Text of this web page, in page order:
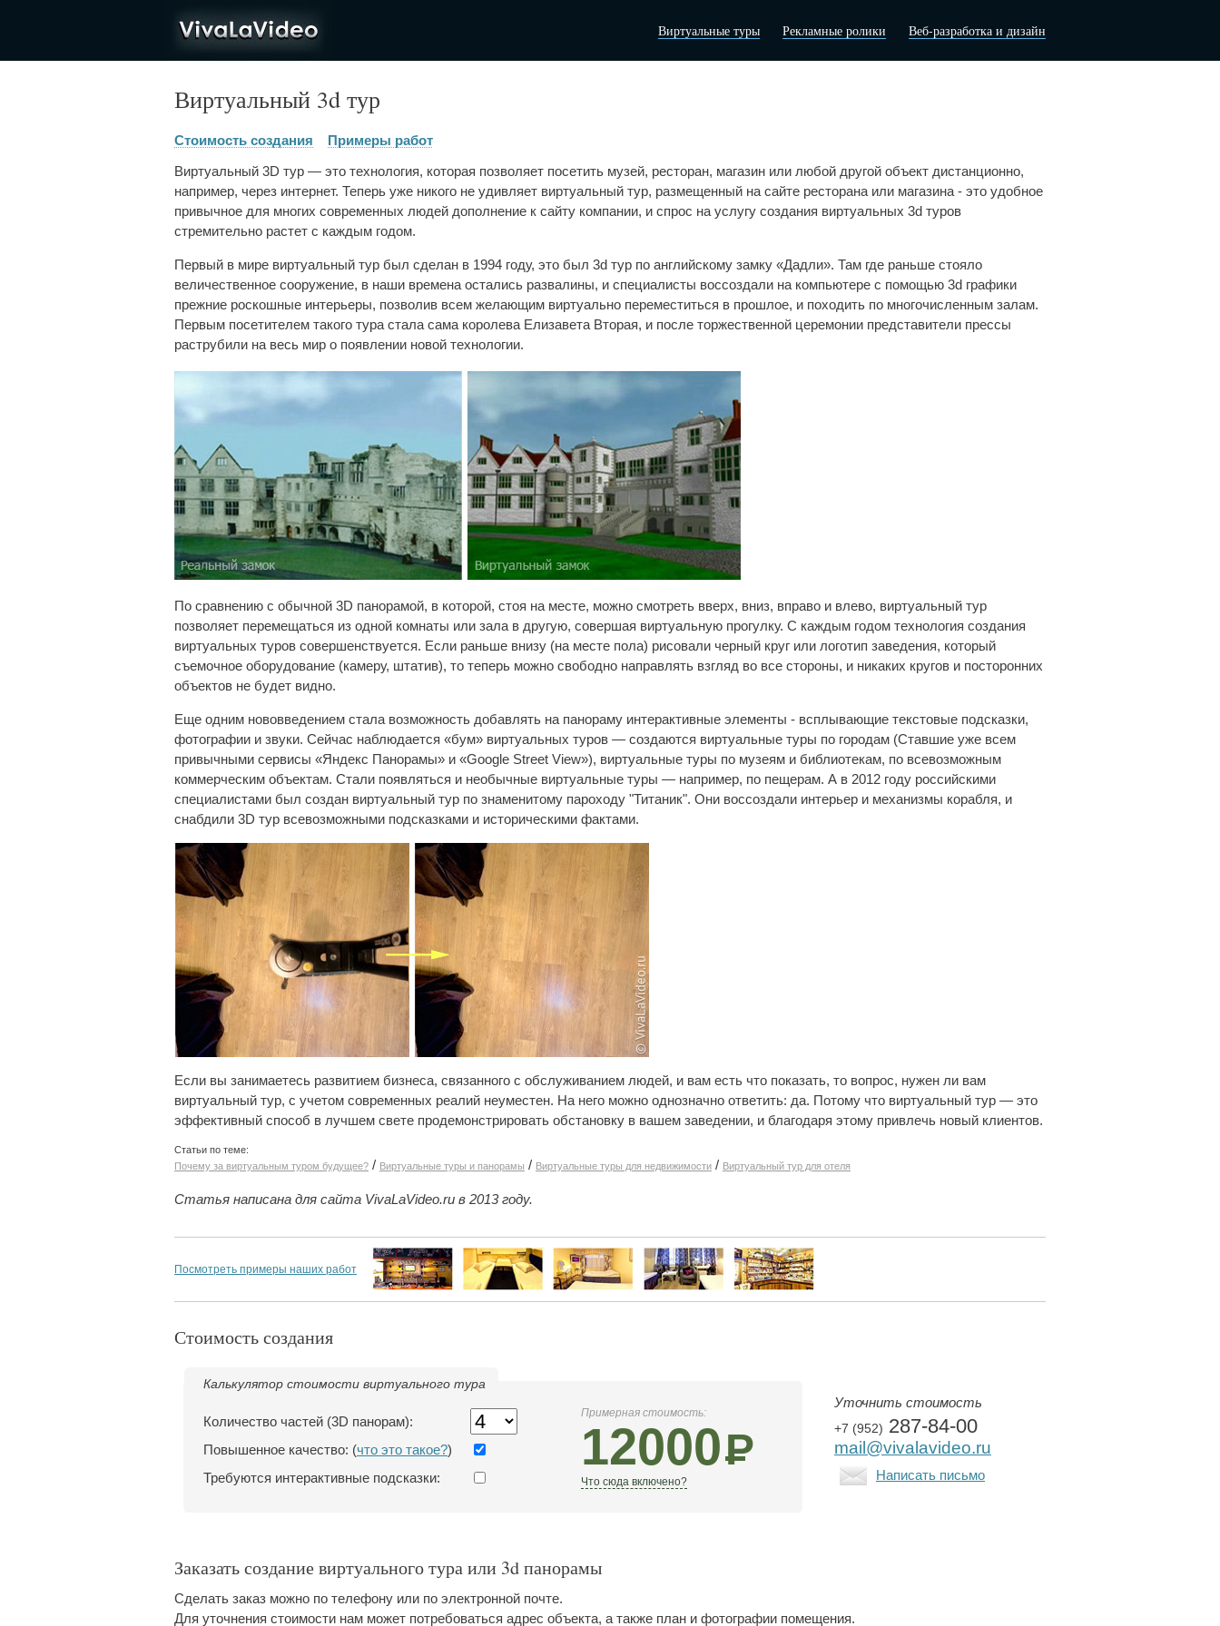
VivaLaVideo Виртуальные туры Рекламные ролики Веб-разработка и дизайн
Виртуальный 3d тур
Стоимость создания
Примеры работ
Виртуальный 3D тур — это технология, которая позволяет посетить музей, ресторан, магазин или любой другой объект дистанционно,
например, через интернет. Теперь уже никого не удивляет виртуальный тур, размещенный на сайте ресторана или магазина - это удобное
привычное для многих современных людей дополнение к сайту компании, и спрос на услугу создания виртуальных 3d туров
стремительно растет с каждым годом.
Первый в мире виртуальный тур был сделан в 1994 году, это был 3d тур по английскому замку «Дадли». Там где раньше стояло
величественное сооружение, в наши времена остались развалины, и специалисты воссоздали на компьютере с помощью 3d графики
прежние роскошные интерьеры, позволив всем желающим виртуально переместиться в прошлое, и походить по многочисленным залам.
Первым посетителем такого тура стала сама королева Елизавета Вторая, и после торжественной церемонии представители прессы
раструбили на весь мир о появлении новой технологии.
По сравнению с обычной 3D панорамой, в которой, стоя на месте, можно смотреть вверх, вниз, вправо и влево, виртуальный тур
позволяет перемещаться из одной комнаты или зала в другую, совершая виртуальную прогулку. С каждым годом технология создания
виртуальных туров совершенствуется. Если раньше внизу (на месте пола) рисовали черный круг или логотип заведения, который
съемочное оборудование (камеру, штатив), то теперь можно свободно направлять взгляд во все стороны, и никаких кругов и посторонних
объектов не будет видно.
Еще одним нововведением стала возможность добавлять на панораму интерактивные элементы - всплывающие текстовые подсказки,
фотографии и звуки. Сейчас наблюдается «бум» виртуальных туров — создаются виртуальные туры по городам (Ставшие уже всем
привычными сервисы «Яндекс Панорамы» и «Google Street View»), виртуальные туры по музеям и библиотекам, по всевозможным
коммерческим объектам. Стали появляться и необычные виртуальные туры — например, по пещерам. А в 2012 году российскими
специалистами был создан виртуальный тур по знаменитому пароходу "Титаник". Они воссоздали интерьер и механизмы корабля, и
снабдили 3D тур всевозможными подсказками и историческими фактами.
Если вы занимаетесь развитием бизнеса, связанного с обслуживанием людей, и вам есть что показать, то вопрос, нужен ли вам
виртуальный тур, с учетом современных реалий неуместен. На него можно однозначно ответить: да. Потому что виртуальный тур — это
эффективный способ в лучшем свете продемонстрировать обстановку в вашем заведении, и благодаря этому привлечь новый клиентов.
Статьи по теме:
Почему за виртуальным туром будущее? / Виртуальные туры и панорамы / Виртуальные туры для недвижимости / Виртуальный тур для отеля
Статья написана для сайта VivaLaVideo.ru в 2013 году.
Посмотреть примеры наших работ
Стоимость создания
Калькулятор стоимости виртуального тура
Количество частей (3D панорам):
Примерная стоимость:
12000Р
Что сюда включено?
Повышенное качество: (что это такое?)
Требуются интерактивные подсказки:
Уточнить стоимость
+7 (952) 287-84-00
mail@vivalavideo.ru
Написать письмо
Заказать создание виртуального тура или 3d панорамы
Сделать заказ можно по телефону или по электронной почте.
Для уточнения стоимости нам может потребоваться адрес объекта, а также план и фотографии помещения.